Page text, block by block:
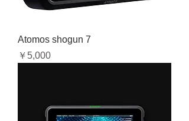
Atomos shogun 7
価格
￥5,000